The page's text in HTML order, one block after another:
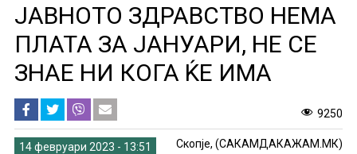
ЈАВНОТО ЗДРАВСТВО НЕМА
ПЛАТА ЗА ЈАНУАРИ, НЕ СЕ
ЗНАЕ НИ КОГА ЌЕ ИМА
9250
14 февруари 2023 - 13:51 Скопје, (САКАМДАКАЖАМ.МК)